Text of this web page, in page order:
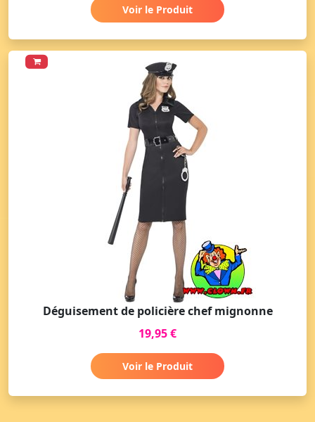
Voir le Produit
Déguisement de policière chef mignonne
19,95 €
Voir le Produit